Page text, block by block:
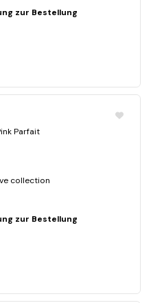
zur Bestellung
Parfait
collection
zur Bestellung